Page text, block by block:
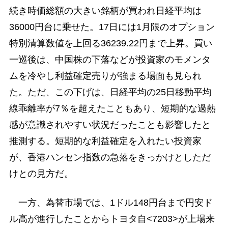
続き時価総額の大きい銘柄が買われ日経平均は
36000円台に乗せた。17日には1月限のオプション
特別清算数値を上回る36239.22円まで上昇。買い
一巡後は、中国株の下落などが投資家のモメンタ
ムを冷やし利益確定売りが強まる場面も見られ
た。ただ、この下げは、日経平均の25日移動平均
線乖離率が7％を超えたこともあり、短期的な過熱
感が意識されやすい状況だったことも影響したと
推測する。短期的な利益確定を入れたい投資家
が、香港ハンセン指数の急落をきっかけとしただ
けとの見方だ。
一方、為替市場では、1ドル148円台まで円安ド
ル高が進行したことからトヨタ自<7203>が上場来